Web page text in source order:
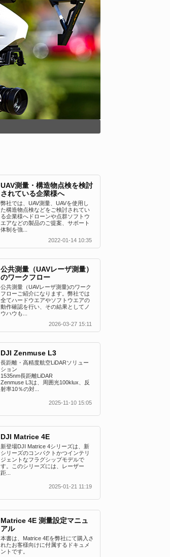
UAV測量・構造物点検を検討
されている企業様へ
弊社では、UAV測量、UAVを使用し
た構造物点検などをご検討されてい
る企業様へドローンや点群ソフトウ
エアなどの製品のご提案、サポート
体制を強...
2022-01-14 10:35
公共測量（UAVレーザ測量）
のワークフロー
公共測量（UAVレーザ測量)のワーク
フローご紹介になります。弊社では
全てハードウエアやソフトウエアの
動作確認を行い、その結果としてノ
ウハウも...
2026-03-27 15:11
DJI Zenmuse L3
長距離・高精度航空LiDARソリュー
ション
1535nm長距離LiDAR
Zenmuse L3は、周囲光100klux、反
射率10％の対...
2025-11-10 15:05
DJI Matrice 4E
新登場DJI Matrice 4シリーズは、新
シリーズのコンパクトかつインテリ
ジェントなフラグシップモデルで
す。このシリーズには、レーザー
距...
2025-01-21 11:19
Matrice 4E 測量設定マニュ
アル
本書は、Matrice 4Eを弊社にて購入さ
れたお客様向けに付属するドキュメ
ントです。